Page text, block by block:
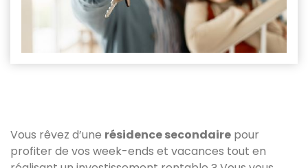
Vous rêvez d’une résidence secondaire pour
profiter de vos week-ends et vacances tout en